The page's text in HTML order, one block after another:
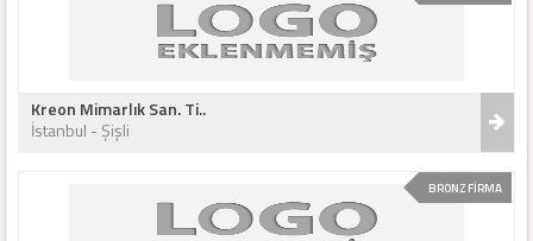
Kreon Mimarlık San. Ti..
İstanbul - Şişli
BRONZ FİRMA